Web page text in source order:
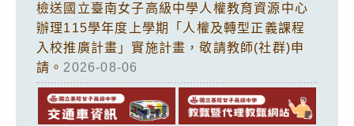
檢送國立臺南女子高級中學人權教育資源中心
辦理115學年度上學期「人權及轉型正義課程
入校推廣計畫」實施計畫，敬請教師(社群)申
請。 2026-08-06